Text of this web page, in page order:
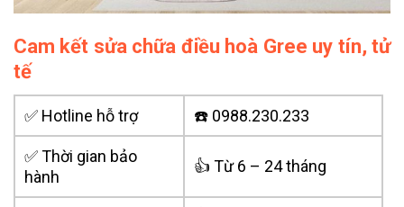
Cam kết sửa chữa điều hoà Gree uy tín, tử
tế
✅ Hotline hỗ trợ ☎️ 0988.230.233
✅ Thời gian bảo
hành
👍 Từ 6 – 24 tháng